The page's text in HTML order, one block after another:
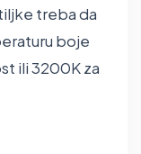
treba da
boje
ili 3200K za